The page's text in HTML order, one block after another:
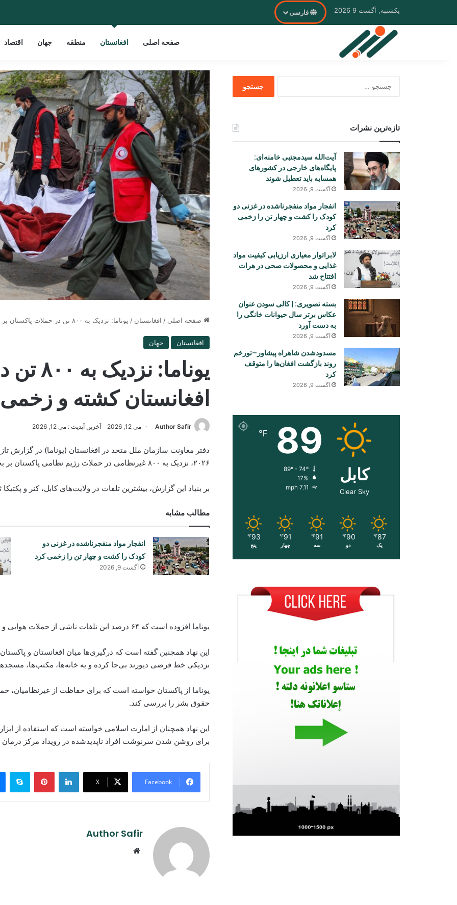
یکشنبه, آگست 9 2026 فارسی
صفحه اصلی افغانستان منطقه جهان اقتصاد
صفحه اصلی / افغانستان / یوناما: نزدیک به ۸۰۰ تن در حملات پاکستان بر افغانستان کشته و زخمی شدند
افغانستان جهان
افغانستان کشته و
Author Safir می 12, 2026 آخرین آپدیت : می 12, 2026
دفتر معاونت سازمان ملل متحد در افغانستان (یوناما) در
۲۰۲۶، نزدیک به ۸۰۰ غیرنظامی در حملات رژیم نظامی پاکستان بر بخش‌هایی از افغانستان شهید یا زخمی شده‌اند.
بر بنیاد این گزارش، بیشترین تلفات در ولایت‌های کابل، کنر و
مطالب مشابه
انفجار مواد منفجرناشده در غزنی دو
کودک را کشت و چهار تن را زخمی کرد
آگست 9, 2026
یوناما افزوده است که ۶۴ درصد این تلفات ناشی از حملات هوایی و ۳۵ درصد آن در نتیجه راکت‌پراگنی‌ها بوده است.
نزدیکی خط فرضی دیورند بی‌جا کرده و به خانه‌ها، مکتب‌ها،
یوناما از پاکستان خواسته است که برای حفاظت از
حقوق بشر را بررسی کند.
این نهاد همچنان از امارت اسلامی خواسته است که استفاده از
برای روشن شدن سرنوشت افراد ناپدیدشده در رویداد مرکز درمان
Facebook
X
LinkedIn
Pinterest
Author Safir
تازه‌ترین نشرات
آیت‌الله سیدمجتبی خامنه‌ای:
پایگاه‌های خارجی در کشورهای
همسایه باید تعطیل شوند
آگست 9, 2026
انفجار مواد منفجرناشده در غزنی دو
کودک را کشت و چهار تن را زخمی
کرد
آگست 9, 2026
لابراتوار معیاری ارزیابی کیفیت مواد
غذایی و محصولات صحی در هرات
افتتاح شد
آگست 9, 2026
بسته تصویری: | کالی سودن عنوان
عکاس برتر سال حیوانات خانگی را
به دست آورد
آگست 9, 2026
مسدودشدن شاهراه پیشاور–تورخم
روند بازگشت افغان‌ها را متوقف
کرد
آگست 9, 2026
کابل
Clear Sky
89
℉
17%
7.11 mph
87
℉
یک
90
℉
دو
91
℉
سه
91
℉
چهار
93
℉
پنج